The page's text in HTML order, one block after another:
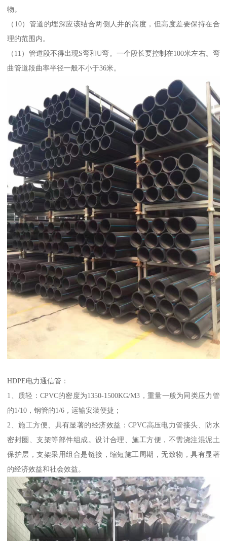
物。
（10）管道的埋深应该结合两侧人井的高度，但高度差要保持在合
理的范围内。
（11）管道段不得出现S弯和U弯。一个段长要控制在100米左右。弯
曲管道段曲率半径一般不小于36米。
HDPE电力通信管：
1、质轻：CPVC的密度为1350-1500KG/M3，重量一般为同类压力管
的1/10，钢管的1/6，运输安装便捷；
2、施工方便、具有显著的经济效益：CPVC高压电力管接头、防水
密封圈、支架等部件组成。设计合理、施工方便，不需浇注混泥土
保护层，支架采用组合是链接，缩短施工周期，无致物，具有显著
的经济效益和社会效益。